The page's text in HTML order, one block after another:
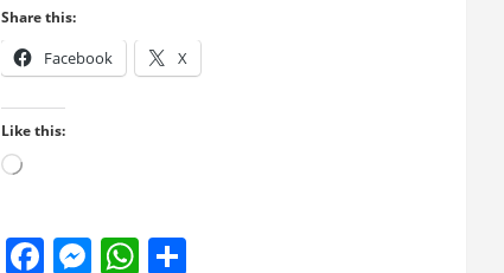
Share this:
Facebook X
Like this:
Loading…
F
M W